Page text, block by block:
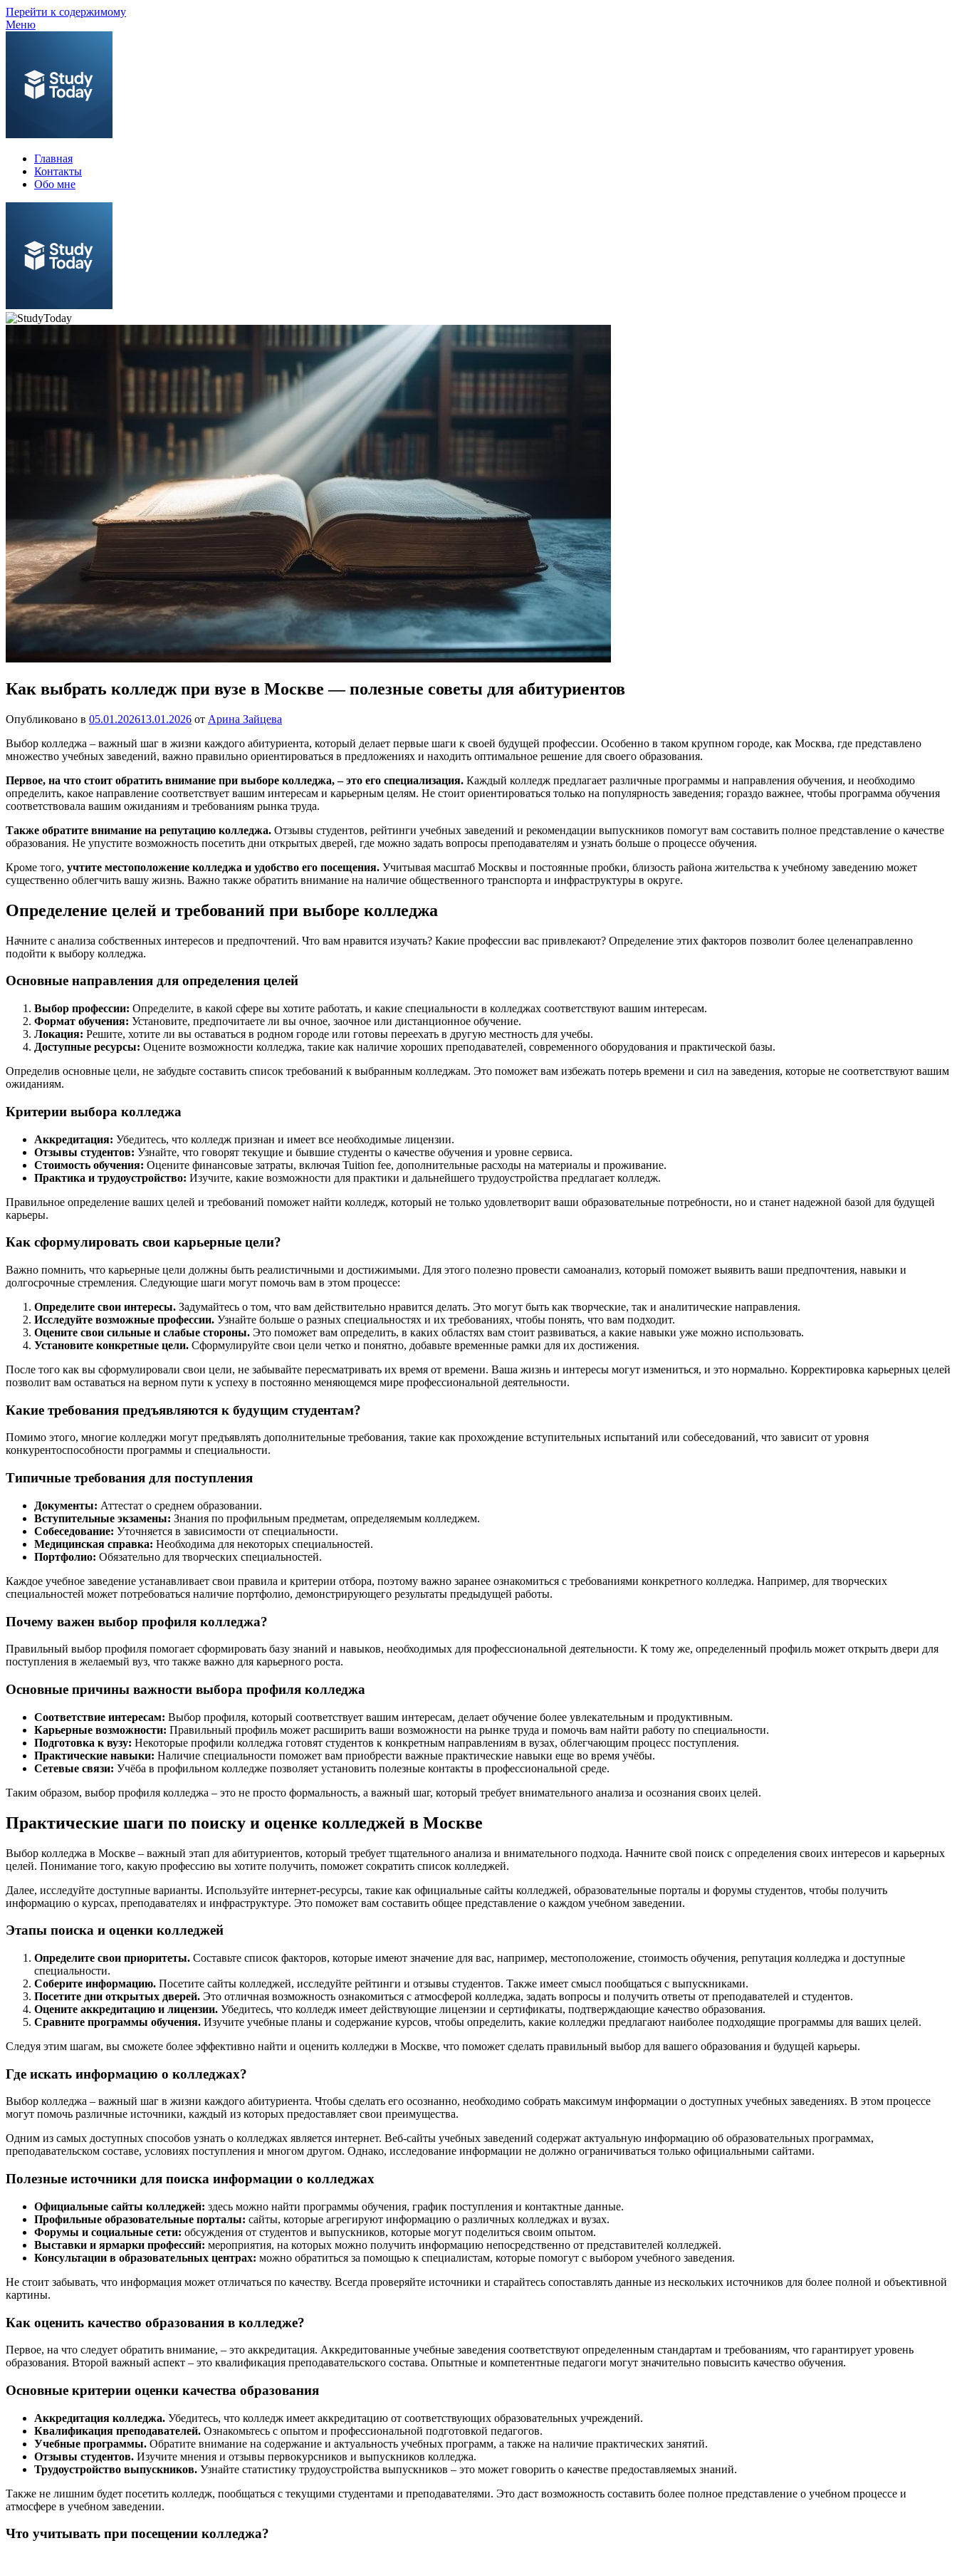
Перейти к содержимому
Меню
Главная
Контакты
Обо мне
Как выбрать колледж при вузе в Москве — полезные советы для абитуриентов
Опубликовано в 05.01.202613.01.2026 от Арина Зайцева
Выбор колледжа – важный шаг в жизни каждого абитуриента, который делает первые шаги к своей будущей профессии. Особенно в таком крупном городе, как Москва, где представлено
множество учебных заведений, важно правильно ориентироваться в предложениях и находить оптимальное решение для своего образования.
Первое, на что стоит обратить внимание при выборе колледжа, – это его специализация. Каждый колледж предлагает различные программы и направления обучения, и необходимо
определить, какое направление соответствует вашим интересам и карьерным целям. Не стоит ориентироваться только на популярность заведения; гораздо важнее, чтобы программа обучения
соответствовала вашим ожиданиям и требованиям рынка труда.
Также обратите внимание на репутацию колледжа. Отзывы студентов, рейтинги учебных заведений и рекомендации выпускников помогут вам составить полное представление о качестве
образования. Не упустите возможность посетить дни открытых дверей, где можно задать вопросы преподавателям и узнать больше о процессе обучения.
Кроме того, учтите местоположение колледжа и удобство его посещения. Учитывая масштаб Москвы и постоянные пробки, близость района жительства к учебному заведению может
существенно облегчить вашу жизнь. Важно также обратить внимание на наличие общественного транспорта и инфраструктуры в округе.
Определение целей и требований при выборе колледжа
Начните с анализа собственных интересов и предпочтений. Что вам нравится изучать? Какие профессии вас привлекают? Определение этих факторов позволит более целенаправленно
подойти к выбору колледжа.
Основные направления для определения целей
Выбор профессии: Определите, в какой сфере вы хотите работать, и какие специальности в колледжах соответствуют вашим интересам.
Формат обучения: Установите, предпочитаете ли вы очное, заочное или дистанционное обучение.
Локация: Решите, хотите ли вы оставаться в родном городе или готовы переехать в другую местность для учебы.
Доступные ресурсы: Оцените возможности колледжа, такие как наличие хороших преподавателей, современного оборудования и практической базы.
Определив основные цели, не забудьте составить список требований к выбранным колледжам. Это поможет вам избежать потерь времени и сил на заведения, которые не соответствуют вашим
ожиданиям.
Критерии выбора колледжа
Аккредитация: Убедитесь, что колледж признан и имеет все необходимые лицензии.
Отзывы студентов: Узнайте, что говорят текущие и бывшие студенты о качестве обучения и уровне сервиса.
Стоимость обучения: Оцените финансовые затраты, включая Tuition fee, дополнительные расходы на материалы и проживание.
Практика и трудоустройство: Изучите, какие возможности для практики и дальнейшего трудоустройства предлагает колледж.
Правильное определение ваших целей и требований поможет найти колледж, который не только удовлетворит ваши образовательные потребности, но и станет надежной базой для будущей
карьеры.
Как сформулировать свои карьерные цели?
Важно помнить, что карьерные цели должны быть реалистичными и достижимыми. Для этого полезно провести самоанализ, который поможет выявить ваши предпочтения, навыки и
долгосрочные стремления. Следующие шаги могут помочь вам в этом процессе:
Определите свои интересы. Задумайтесь о том, что вам действительно нравится делать. Это могут быть как творческие, так и аналитические направления.
Исследуйте возможные профессии. Узнайте больше о разных специальностях и их требованиях, чтобы понять, что вам подходит.
Оцените свои сильные и слабые стороны. Это поможет вам определить, в каких областях вам стоит развиваться, а какие навыки уже можно использовать.
Установите конкретные цели. Сформулируйте свои цели четко и понятно, добавьте временные рамки для их достижения.
После того как вы сформулировали свои цели, не забывайте пересматривать их время от времени. Ваша жизнь и интересы могут измениться, и это нормально. Корректировка карьерных целей
позволит вам оставаться на верном пути к успеху в постоянно меняющемся мире профессиональной деятельности.
Какие требования предъявляются к будущим студентам?
Помимо этого, многие колледжи могут предъявлять дополнительные требования, такие как прохождение вступительных испытаний или собеседований, что зависит от уровня
конкурентоспособности программы и специальности.
Типичные требования для поступления
Документы: Аттестат о среднем образовании.
Вступительные экзамены: Знания по профильным предметам, определяемым колледжем.
Собеседование: Уточняется в зависимости от специальности.
Медицинская справка: Необходима для некоторых специальностей.
Портфолио: Обязательно для творческих специальностей.
Каждое учебное заведение устанавливает свои правила и критерии отбора, поэтому важно заранее ознакомиться с требованиями конкретного колледжа. Например, для творческих
специальностей может потребоваться наличие портфолио, демонстрирующего результаты предыдущей работы.
Почему важен выбор профиля колледжа?
Правильный выбор профиля помогает сформировать базу знаний и навыков, необходимых для профессиональной деятельности. К тому же, определенный профиль может открыть двери для
поступления в желаемый вуз, что также важно для карьерного роста.
Основные причины важности выбора профиля колледжа
Соответствие интересам: Выбор профиля, который соответствует вашим интересам, делает обучение более увлекательным и продуктивным.
Карьерные возможности: Правильный профиль может расширить ваши возможности на рынке труда и помочь вам найти работу по специальности.
Подготовка к вузу: Некоторые профили колледжа готовят студентов к конкретным направлениям в вузах, облегчающим процесс поступления.
Практические навыки: Наличие специальности поможет вам приобрести важные практические навыки еще во время учёбы.
Сетевые связи: Учёба в профильном колледже позволяет установить полезные контакты в профессиональной среде.
Таким образом, выбор профиля колледжа – это не просто формальность, а важный шаг, который требует внимательного анализа и осознания своих целей.
Практические шаги по поиску и оценке колледжей в Москве
Выбор колледжа в Москве – важный этап для абитуриентов, который требует тщательного анализа и внимательного подхода. Начните свой поиск с определения своих интересов и карьерных
целей. Понимание того, какую профессию вы хотите получить, поможет сократить список колледжей.
Далее, исследуйте доступные варианты. Используйте интернет-ресурсы, такие как официальные сайты колледжей, образовательные порталы и форумы студентов, чтобы получить
информацию о курсах, преподавателях и инфраструктуре. Это поможет вам составить общее представление о каждом учебном заведении.
Этапы поиска и оценки колледжей
Определите свои приоритеты. Составьте список факторов, которые имеют значение для вас, например, местоположение, стоимость обучения, репутация колледжа и доступные
специальности.
Соберите информацию. Посетите сайты колледжей, исследуйте рейтинги и отзывы студентов. Также имеет смысл пообщаться с выпускниками.
Посетите дни открытых дверей. Это отличная возможность ознакомиться с атмосферой колледжа, задать вопросы и получить ответы от преподавателей и студентов.
Оцените аккредитацию и лицензии. Убедитесь, что колледж имеет действующие лицензии и сертификаты, подтверждающие качество образования.
Сравните программы обучения. Изучите учебные планы и содержание курсов, чтобы определить, какие колледжи предлагают наиболее подходящие программы для ваших целей.
Следуя этим шагам, вы сможете более эффективно найти и оценить колледжи в Москве, что поможет сделать правильный выбор для вашего образования и будущей карьеры.
Где искать информацию о колледжах?
Выбор колледжа – важный шаг в жизни каждого абитуриента. Чтобы сделать его осознанно, необходимо собрать максимум информации о доступных учебных заведениях. В этом процессе
могут помочь различные источники, каждый из которых предоставляет свои преимущества.
Одним из самых доступных способов узнать о колледжах является интернет. Веб-сайты учебных заведений содержат актуальную информацию об образовательных программах,
преподавательском составе, условиях поступления и многом другом. Однако, исследование информации не должно ограничиваться только официальными сайтами.
Полезные источники для поиска информации о колледжах
Официальные сайты колледжей: здесь можно найти программы обучения, график поступления и контактные данные.
Профильные образовательные порталы: сайты, которые агрегируют информацию о различных колледжах и вузах.
Форумы и социальные сети: обсуждения от студентов и выпускников, которые могут поделиться своим опытом.
Выставки и ярмарки профессий: мероприятия, на которых можно получить информацию непосредственно от представителей колледжей.
Консультации в образовательных центрах: можно обратиться за помощью к специалистам, которые помогут с выбором учебного заведения.
Не стоит забывать, что информация может отличаться по качеству. Всегда проверяйте источники и старайтесь сопоставлять данные из нескольких источников для более полной и объективной
картины.
Как оценить качество образования в колледже?
Первое, на что следует обратить внимание, – это аккредитация. Аккредитованные учебные заведения соответствуют определенным стандартам и требованиям, что гарантирует уровень
образования. Второй важный аспект – это квалификация преподавательского состава. Опытные и компетентные педагоги могут значительно повысить качество обучения.
Основные критерии оценки качества образования
Аккредитация колледжа. Убедитесь, что колледж имеет аккредитацию от соответствующих образовательных учреждений.
Квалификация преподавателей. Ознакомьтесь с опытом и профессиональной подготовкой педагогов.
Учебные программы. Обратите внимание на содержание и актуальность учебных программ, а также на наличие практических занятий.
Отзывы студентов. Изучите мнения и отзывы первокурсников и выпускников колледжа.
Трудоустройство выпускников. Узнайте статистику трудоустройства выпускников – это может говорить о качестве предоставляемых знаний.
Также не лишним будет посетить колледж, пообщаться с текущими студентами и преподавателями. Это даст возможность составить более полное представление о учебном процессе и
атмосфере в учебном заведении.
Что учитывать при посещении колледжа?